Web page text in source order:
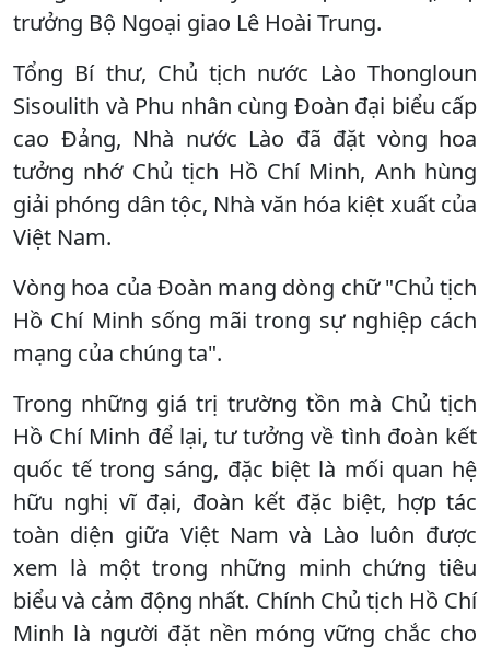
trưởng Bộ Ngoại giao Lê Hoài Trung.
Tổng Bí thư, Chủ tịch nước Lào Thongloun
Sisoulith và Phu nhân cùng Đoàn đại biểu cấp
cao Đảng, Nhà nước Lào đã đặt vòng hoa
tưởng nhớ Chủ tịch Hồ Chí Minh, Anh hùng
giải phóng dân tộc, Nhà văn hóa kiệt xuất của
Việt Nam.
Vòng hoa của Đoàn mang dòng chữ "Chủ tịch
Hồ Chí Minh sống mãi trong sự nghiệp cách
mạng của chúng ta".
Trong những giá trị trường tồn mà Chủ tịch
Hồ Chí Minh để lại, tư tưởng về tình đoàn kết
quốc tế trong sáng, đặc biệt là mối quan hệ
hữu nghị vĩ đại, đoàn kết đặc biệt, hợp tác
toàn diện giữa Việt Nam và Lào luôn được
xem là một trong những minh chứng tiêu
biểu và cảm động nhất. Chính Chủ tịch Hồ Chí
Minh là người đặt nền móng vững chắc cho